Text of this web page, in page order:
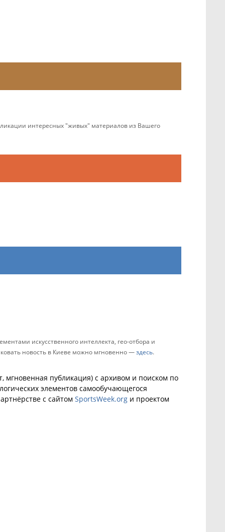
интересных "живых" материалов из Вашего
искусственного интеллекта, гео-отбора и
новость в Киеве можно мгновенно —здесь.
публикация) с архивом и поиском по
элементов самообучающегося
с сайтом SportsWeek.org и проектом